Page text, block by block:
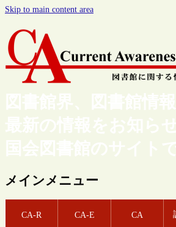
Skip to main content area
図書館界、図書館情
最新の情報をお知ら
国会図書館のサイトで
メインメニュー
CA-R CA-E CA